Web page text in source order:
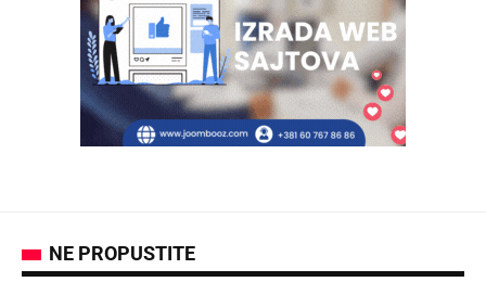
NE PROPUSTITE